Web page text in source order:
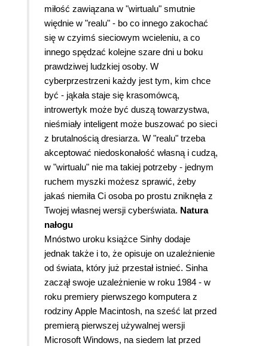
miłość zawiązana w "wirtualu" smutnie
więdnie w "realu" - bo co innego zakochać
się w czyimś sieciowym wcieleniu, a co
innego spędzać kolejne szare dni u boku
prawdziwej ludzkiej osoby. W
cyberprzestrzeni każdy jest tym, kim chce
być - jąkała staje się krasomówcą,
introwertyk może być duszą towarzystwa,
nieśmiały inteligent może buszować po sieci
z brutalnością dresiarza. W "realu" trzeba
akceptować niedoskonałość własną i cudzą,
w "wirtualu" nie ma takiej potrzeby - jednym
ruchem myszki możesz sprawić, żeby
jakaś niemiła Ci osoba po prostu zniknęła z
Twojej własnej wersji cyberświata. Natura
nałogu
Mnóstwo uroku książce Sinhy dodaje
jednak także i to, że opisuje on uzależnienie
od świata, który już przestał istnieć. Sinha
zaczął swoje uzależnienie w roku 1984 - w
roku premiery pierwszego komputera z
rodziny Apple Macintosh, na sześć lat przed
premierą pierwszej używalnej wersji
Microsoft Windows, na siedem lat przed